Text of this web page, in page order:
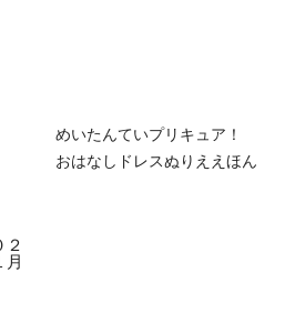
めいたんていプリキュア！
おはなしドレスぬりええほん